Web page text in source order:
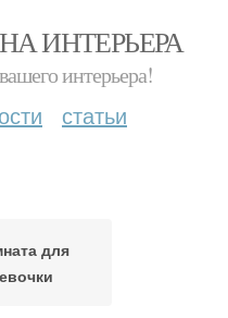
ИНТЕРЬЕРА
интерьера!
статьи
для